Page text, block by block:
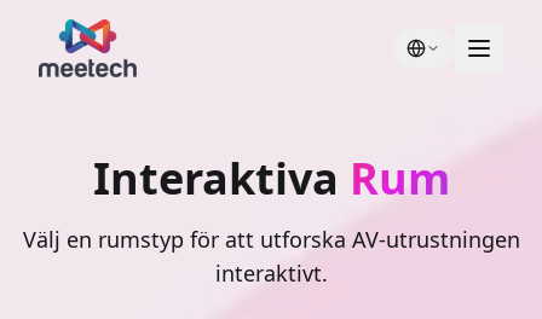
Interaktiva Rum
Välj en rumstyp för att utforska AV-utrustningen
interaktivt.